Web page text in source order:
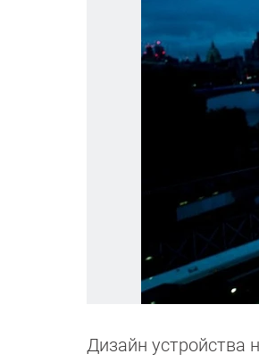
Дизайн устройства